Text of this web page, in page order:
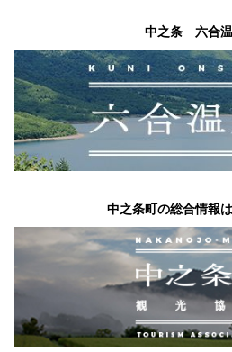
中之条 六合
中之条町の総合情報